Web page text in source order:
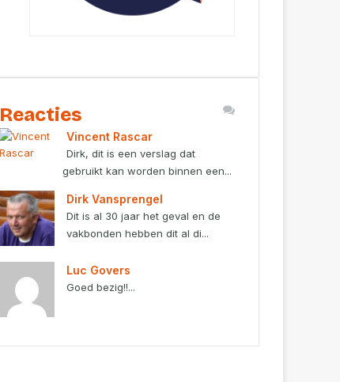
Reacties
Vincent Rascar
Dirk, dit is een verslag dat
gebruikt kan worden binnen een...
Dirk Vansprengel
Dit is al 30 jaar het geval en de
vakbonden hebben dit al di...
Luc Govers
Goed bezig!!...